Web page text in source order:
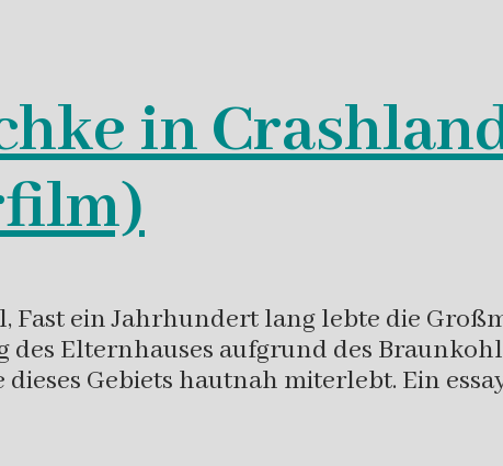
in
Fast ein Jahrhundert lang lebte die
des Elternhauses aufgrund des
Gebiets hautnah miterlebt. Ein